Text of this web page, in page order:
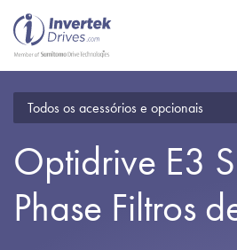
Todos os acessórios e opcionais
Optidrive E3
Phase Filtros